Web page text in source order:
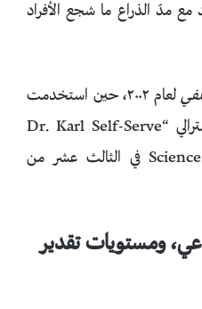
مع مدّ الذراع ما شجع الأفراد
لعام ٢٠٠٢، حين استخدمت
في منتدى كارل كرزلنيكي الأسترالي “Dr. Karl Self-Serve
Science Forum” (ABC Online) في الثالث عشر من
ومستويات تقدير